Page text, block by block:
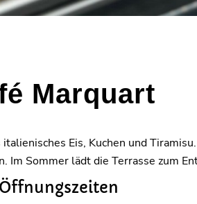
Marquart
Eis, Kuchen und
Sommer lädt die Terrasse zum
Öffnungszeiten